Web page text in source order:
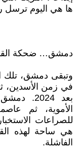
ها هي اليوم ترسل
دمشق… ضحكة
وتبقى دمشق، تلك
في زمن الأسدين،
بعد
الأموية، ثم
للصراعات
هي ساحة لهذه
الفاشلة.